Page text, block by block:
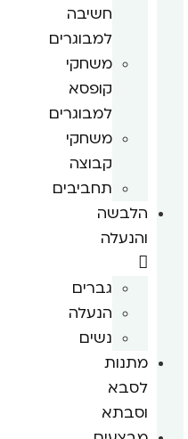
חשיבה
למבוגרים
משחקי
קופסא
למבוגרים
משחקי
קבוצה
תחביבים
הלבשה
והנעלה
גברים
הנעלה
נשים
מתנות
לסבא
וסבתא